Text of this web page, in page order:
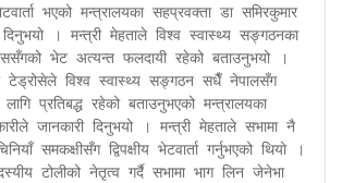
भएको मन्त्रालयका सहप्रवक्ता डा समिरकुमार
दिनुभयो । मन्त्री मेहताले विश्व स्वास्थ्य सङ्गठनका
भेट अत्यन्त फलदायी रहेको बताउनुभयो ।
टेड्रोसेले विश्व स्वास्थ्य सङ्गठन सधैँ नेपालसँग
प्रतिबद्ध रहेको बताउनुभएको मन्त्रालयका
जानकारी दिनुभयो । मन्त्री मेहताले सभामा नै
समकक्षीसँग द्विपक्षीय भेटवार्ता गर्नुभएको थियो ।
टोलीको नेतृत्व गर्दै सभामा भाग लिन जेनेभा